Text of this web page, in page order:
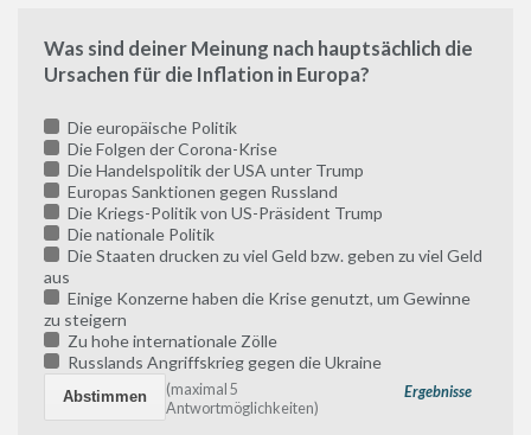
Was sind deiner Meinung nach hauptsächlich die
Ursachen für die Inflation in Europa?
Die europäische Politik
Die Folgen der Corona-Krise
Die Handelspolitik der USA unter Trump
Europas Sanktionen gegen Russland
Die Kriegs-Politik von US-Präsident Trump
Die nationale Politik
Die Staaten drucken zu viel Geld bzw. geben zu viel Geld
aus
Einige Konzerne haben die Krise genutzt, um Gewinne
zu steigern
Zu hohe internationale Zölle
Russlands Angriffskrieg gegen die Ukraine
Ergebnisse
(maximal 5
Antwortmöglichkeiten)